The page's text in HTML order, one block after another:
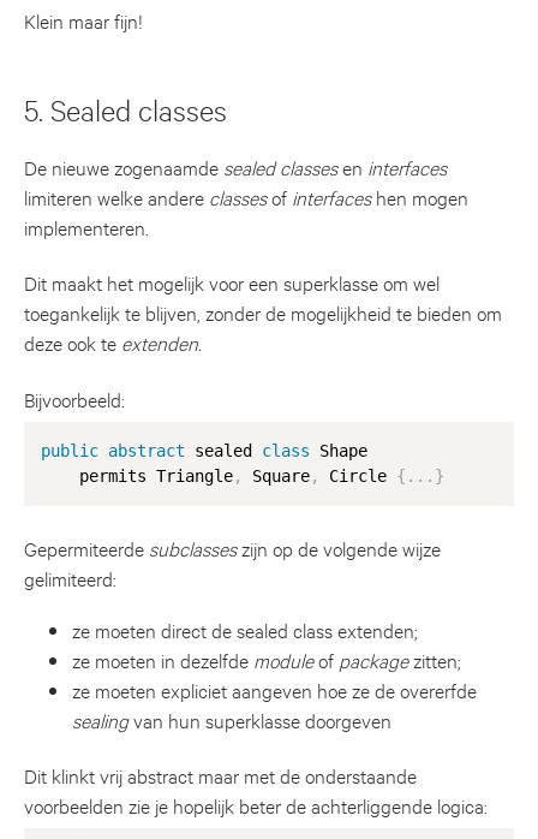
Klein maar fijn!
5. Sealed classes
De nieuwe zogenaamde sealed classesen interfaces
limiteren welke andere classesof interfaceshen mogen
implementeren.
Dit maakt het mogelijk voor een superklasse om wel
toegankelijk te blijven, zonder de mogelijkheid te bieden om
deze ook te extenden.
Bijvoorbeeld:
public abstract sealed class
Shape
    permits Triangle
, Square, Circle { . . . }
Gepermiteerde subclasseszijn op de volgende wijze
gelimiteerd:
ze moeten direct de sealed class extenden;
ze moeten in dezelfde moduleof packagezitten;
ze moeten expliciet aangeven hoe ze de overerfde
sealingvan hun superklasse doorgeven
Dit klinkt vrij abstract maar met de onderstaande
voorbeelden zie je hopelijk beter de achterliggende logica: